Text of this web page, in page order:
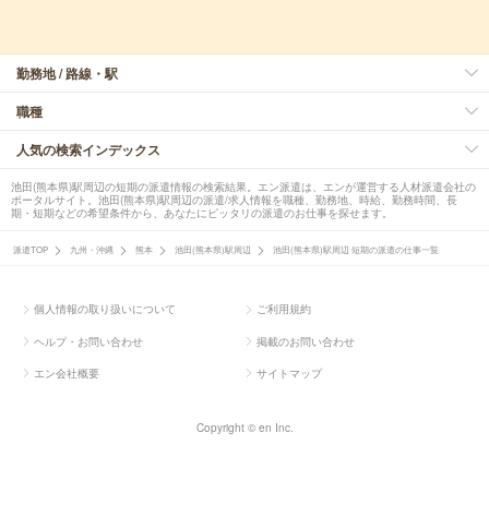
勤務地 / 路線・駅
職種
人気の検索インデックス
池田(熊本県)駅周辺の短期の派遣情報の検索結果。エン派遣は、エンが運営する人材派遣会社の
ポータルサイト。池田(熊本県)駅周辺の派遣/求人情報を職種、勤務地、時給、勤務時間、長
期・短期などの希望条件から、あなたにピッタリの派遣のお仕事を探せます。
派遣TOP 九州・沖縄 熊本 池田(熊本県)駅周辺 池田(熊本県)駅周辺 短期の派遣の仕事一覧
個人情報の取り扱いについて ご利用規約
ヘルプ・お問い合わせ 掲載のお問い合わせ
エン会社概要 サイトマップ
Copyright © en Inc.